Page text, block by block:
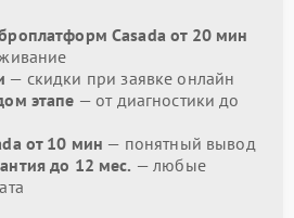
Casada от 20 мин
— скидки при заявке онлайн
этапе — от диагностики до
от 10 мин — понятный вывод
до 12 мес. — любые